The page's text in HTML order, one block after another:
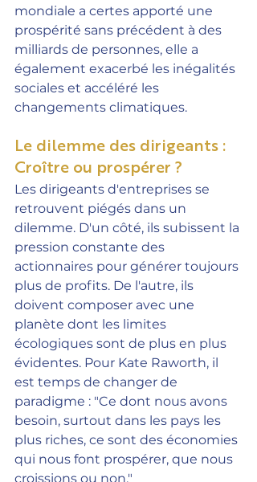
mondiale a certes apporté une
prospérité sans précédent à des
milliards de personnes, elle a
également exacerbé les inégalités
sociales et accéléré les
changements climatiques.
Le dilemme des dirigeants :
Croître ou prospérer ?
Les dirigeants d'entreprises se
retrouvent piégés dans un
dilemme. D'un côté, ils subissent la
pression constante des
actionnaires pour générer toujours
plus de profits. De l'autre, ils
doivent composer avec une
planète dont les limites
écologiques sont de plus en plus
évidentes. Pour Kate Raworth, il
est temps de changer de
paradigme : "Ce dont nous avons
besoin, surtout dans les pays les
plus riches, ce sont des économies
qui nous font prospérer, que nous
croissions ou non."